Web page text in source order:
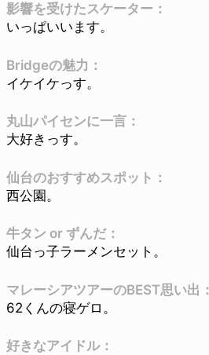
影響を受けたスケーター：
いっぱいいます。
Bridgeの魅力：
イケイケっす。
丸山パイセンに一言：
大好きっす。
仙台のおすすめスポット：
西公園。
牛タン or ずんだ：
仙台っ子ラーメンセット。
マレーシアツアーのBEST思い出：
62くんの寝ゲロ。
好きなアイドル：